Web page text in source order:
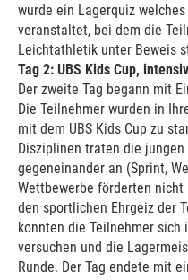
wurde ein Lagerquiz
veranstaltet, bei dem die
Leichtathletik unter Beweis
Tag 2: UBS Kids Cup,
Der zweite Tag begann mit
Die Teilnehmer wurden in
mit dem UBS Kids Cup zu
Disziplinen traten die
gegeneinander an (Sprint,
Wettbewerbe förderten nicht
den sportlichen Ehrgeiz der
konnten die Teilnehmer sich
versuchen und die
Runde. Der Tag endete mit